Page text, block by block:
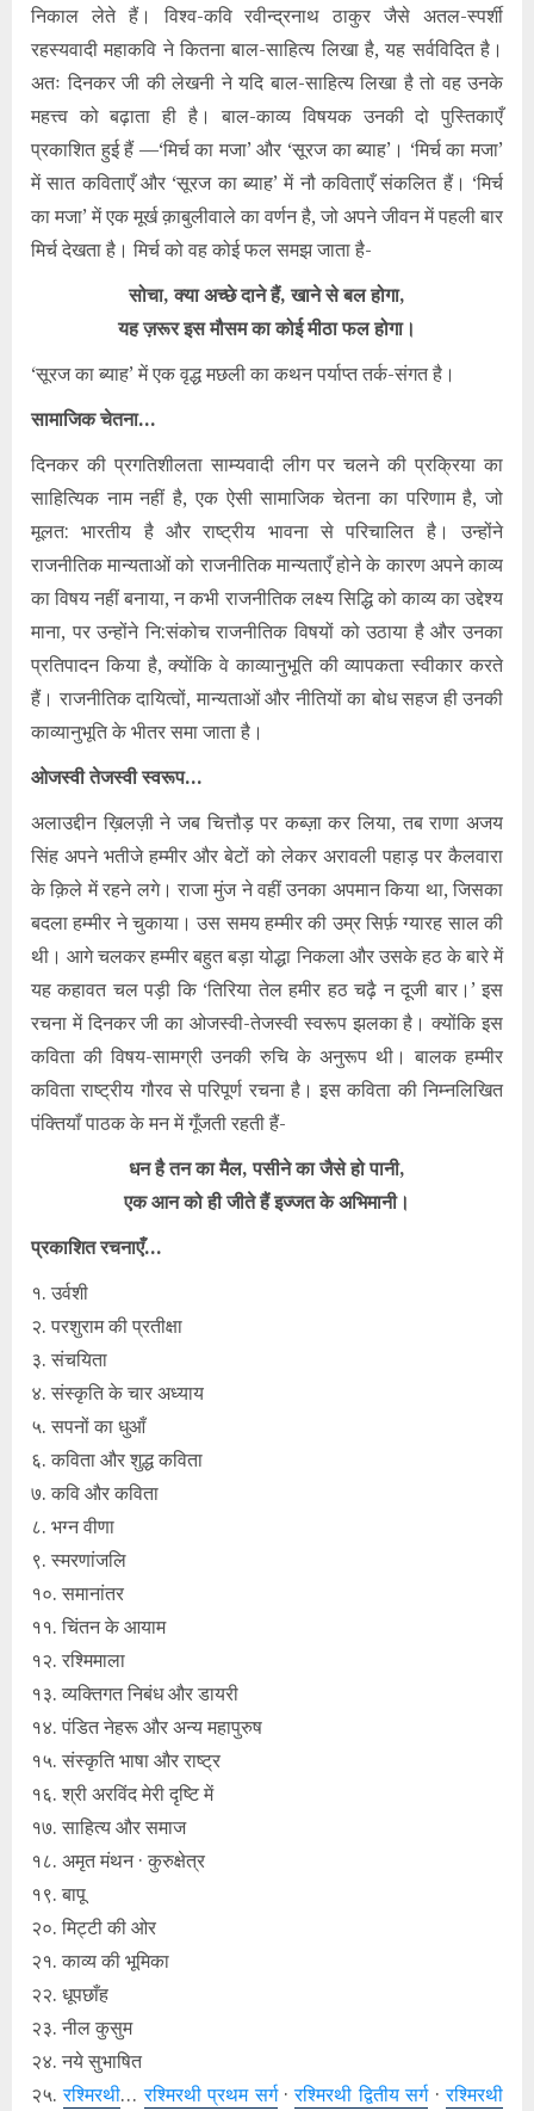
निकाल लेते हैं। विश्व-कवि रवीन्द्रनाथ ठाकुर जैसे अतल-स्पर्शी
रहस्यवादी महाकवि ने कितना बाल-साहित्य लिखा है, यह सर्वविदित है।
अतः दिनकर जी की लेखनी ने यदि बाल-साहित्य लिखा है तो वह उनके
महत्त्व को बढ़ाता ही है। बाल-काव्य विषयक उनकी दो पुस्तिकाएँ
प्रकाशित हुई हैं —‘मिर्च का मजा’ और ‘सूरज का ब्याह’। ‘मिर्च का मजा’
में सात कविताएँ और ‘सूरज का ब्याह’ में नौ कविताएँ संकलित हैं। ‘मिर्च
का मजा’ में एक मूर्ख क़ाबुलीवाले का वर्णन है, जो अपने जीवन में पहली बार
मिर्च देखता है। मिर्च को वह कोई फल समझ जाता है-
सोचा, क्या अच्छे दाने हैं, खाने से बल होगा,
यह ज़रूर इस मौसम का कोई मीठा फल होगा।
‘सूरज का ब्याह’ में एक वृद्ध मछली का कथन पर्याप्त तर्क-संगत है।
सामाजिक चेतना…
दिनकर की प्रगतिशीलता साम्यवादी लीग पर चलने की प्रक्रिया का
साहित्यिक नाम नहीं है, एक ऐसी सामाजिक चेतना का परिणाम है, जो
मूलत: भारतीय है और राष्ट्रीय भावना से परिचालित है। उन्होंने
राजनीतिक मान्यताओं को राजनीतिक मान्यताएँ होने के कारण अपने काव्य
का विषय नहीं बनाया, न कभी राजनीतिक लक्ष्य सिद्धि को काव्य का उद्देश्य
माना, पर उन्होंने नि:संकोच राजनीतिक विषयों को उठाया है और उनका
प्रतिपादन किया है, क्योंकि वे काव्यानुभूति की व्यापकता स्वीकार करते
हैं। राजनीतिक दायित्वों, मान्यताओं और नीतियों का बोध सहज ही उनकी
काव्यानुभूति के भीतर समा जाता है।
ओजस्वी तेजस्वी स्वरूप…
अलाउद्दीन ख़िलज़ी ने जब चित्तौड़ पर कब्ज़ा कर लिया, तब राणा अजय
सिंह अपने भतीजे हम्मीर और बेटों को लेकर अरावली पहाड़ पर कैलवारा
के क़िले में रहने लगे। राजा मुंज ने वहीं उनका अपमान किया था, जिसका
बदला हम्मीर ने चुकाया। उस समय हम्मीर की उम्र सिर्फ़ ग्यारह साल की
थी। आगे चलकर हम्मीर बहुत बड़ा योद्धा निकला और उसके हठ के बारे में
यह कहावत चल पड़ी कि ‘तिरिया तेल हमीर हठ चढ़ै न दूजी बार।’ इस
रचना में दिनकर जी का ओजस्वी-तेजस्वी स्वरूप झलका है। क्योंकि इस
कविता की विषय-सामग्री उनकी रुचि के अनुरूप थी। बालक हम्मीर
कविता राष्ट्रीय गौरव से परिपूर्ण रचना है। इस कविता की निम्नलिखित
पंक्तियाँ पाठक के मन में गूँजती रहती हैं-
धन है तन का मैल, पसीने का जैसे हो पानी,
एक आन को ही जीते हैं इज्जत के अभिमानी।
प्रकाशित रचनाएँ…
१. उर्वशी
२. परशुराम की प्रतीक्षा
३. संचयिता
४. संस्कृति के चार अध्याय
५. सपनों का धुआँ
६. कविता और शुद्ध कविता
७. कवि और कविता
८. भग्न वीणा
९. स्मरणांजलि
१०. समानांतर
११. चिंतन के आयाम
१२. रश्मिमाला
१३. व्यक्तिगत निबंध और डायरी
१४. पंडित नेहरू और अन्य महापुरुष
१५. संस्कृति भाषा और राष्ट्र
१६. श्री अरविंद मेरी दृष्टि में
१७. साहित्य और समाज
१८. अमृत मंथन · कुरुक्षेत्र
१९. बापू
२०. मिट्टी की ओर
२१. काव्य की भूमिका
२२. धूपछाँह
२३. नील कुसुम
२४. नये सुभाषित
२५.रश्मिरथी…रश्मिरथी प्रथम सर्ग·रश्मिरथी द्वितीय सर्ग·रश्मिरथी